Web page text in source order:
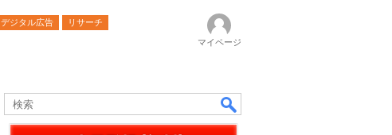
デジタル広告
リサーチ
マイページ